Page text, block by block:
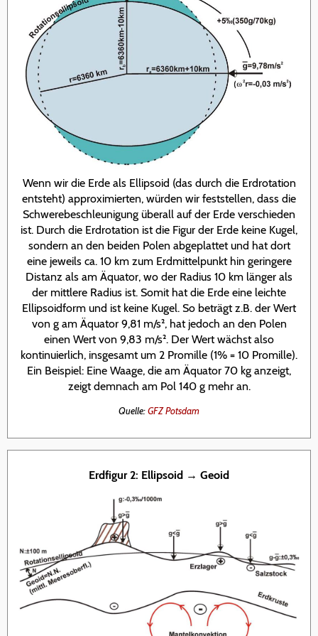
Wenn wir die Erde als Ellipsoid (das durch die Erdrotation
entsteht) approximierten, würden wir feststellen, dass die
Schwerebeschleunigung überall auf der Erde verschieden
ist. Durch die Erdrotation ist die Figur der Erde keine Kugel,
sondern an den beiden Polen abgeplattet und hat dort
eine jeweils ca. 10 km zum Erdmittelpunkt hin geringere
Distanz als am Äquator, wo der Radius 10 km länger als
der mittlere Radius ist. Somit hat die Erde eine leichte
Ellipsoidform und ist keine Kugel. So beträgt z.B. der Wert
von g am Äquator 9,81 m/s², hat jedoch an den Polen
einen Wert von 9,83 m/s². Der Wert wächst also
kontinuierlich, insgesamt um 2 Promille (1% = 10 Promille).
Ein Beispiel: Eine Waage, die am Äquator 70 kg anzeigt,
zeigt demnach am Pol 140 g mehr an.
Quelle:GFZ Potsdam
Erdfigur 2: Ellipsoid → Geoid